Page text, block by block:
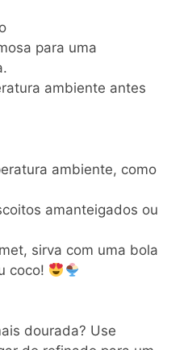
para uma
ambiente antes
ambiente, como
amanteigados ou
sirva com uma bola
coco!
dourada? Use